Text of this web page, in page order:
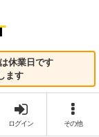
休業日です
ます
ログイン その他